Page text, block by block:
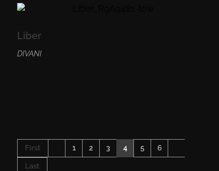
Liber
DIVANI
First 1 2 3 4 5 6
Last